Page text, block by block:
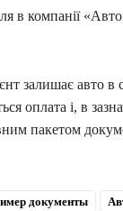
в компанії
залишає авто в
оплата і, в
пакетом
документы